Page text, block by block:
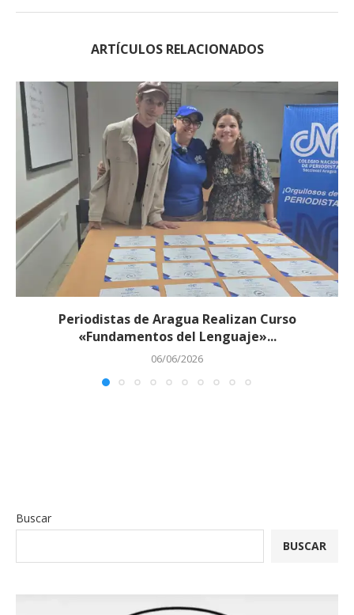
ARTÍCULOS RELACIONADOS
Periodistas de Aragua Realizan Curso
«Fundamentos del Lenguaje»...
06/06/2026
Buscar
BUSCAR